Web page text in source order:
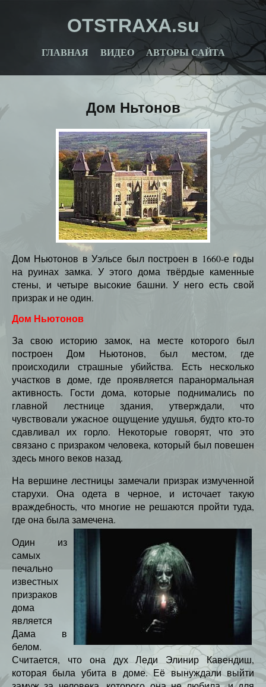
OTSTRAXA.su
ГЛАВНАЯ ВИДЕО АВТОРЫ САЙТА
Дом Ньтонов
Дом Ньютонов в Уэльсе был построен в 1660-е годы
на руинах замка. У этого дома твёрдые каменные
стены, и четыре высокие башни. У него есть свой
призрак и не один.
Дом Ньютонов
За свою историю замок, на месте которого был
построен Дом Ньютонов, был местом, где
происходили страшные убийства. Есть несколько
участков в доме, где проявляется паранормальная
активность. Гости дома, которые поднимались по
главной лестнице здания, утверждали, что
чувствовали ужасное ощущение удушья, будто кто-то
сдавливал их горло. Некоторые говорят, что это
связано с призраком человека, который был повешен
здесь много веков назад.
На вершине лестницы замечали призрак измученной
старухи. Она одета в черное, и источает такую
враждебность, что многие не решаются пройти туда,
где она была замечена.
Один из
самых
печально
известных
призраков
дома
является
Дама в
белом.
Считается, что она дух Леди Элинир Кавендиш,
которая была убита в доме. Её вынуждали выйти